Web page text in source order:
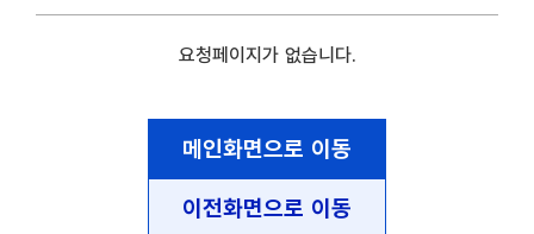
요청페이지가 없습니다.
메인화면으로 이동
이전화면으로 이동